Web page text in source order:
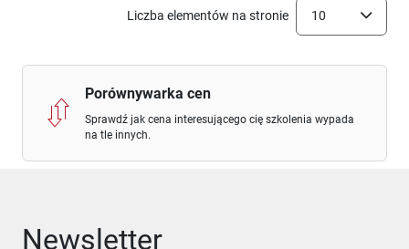
Liczba elementów na stronie 10
Porównywarka cen
Sprawdź jak cena interesującego cię szkolenia wypada
na tle innych.
Newsletter